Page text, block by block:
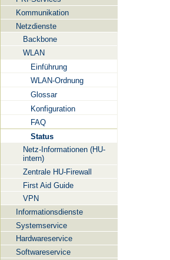
Kommunikation
Netzdienste
Backbone
WLAN
Einführung
WLAN-Ordnung
Glossar
Konfiguration
FAQ
Status
Netz-Informationen (HU-
intern)
Zentrale HU-Firewall
First Aid Guide
VPN
Informationsdienste
Systemservice
Hardwareservice
Softwareservice